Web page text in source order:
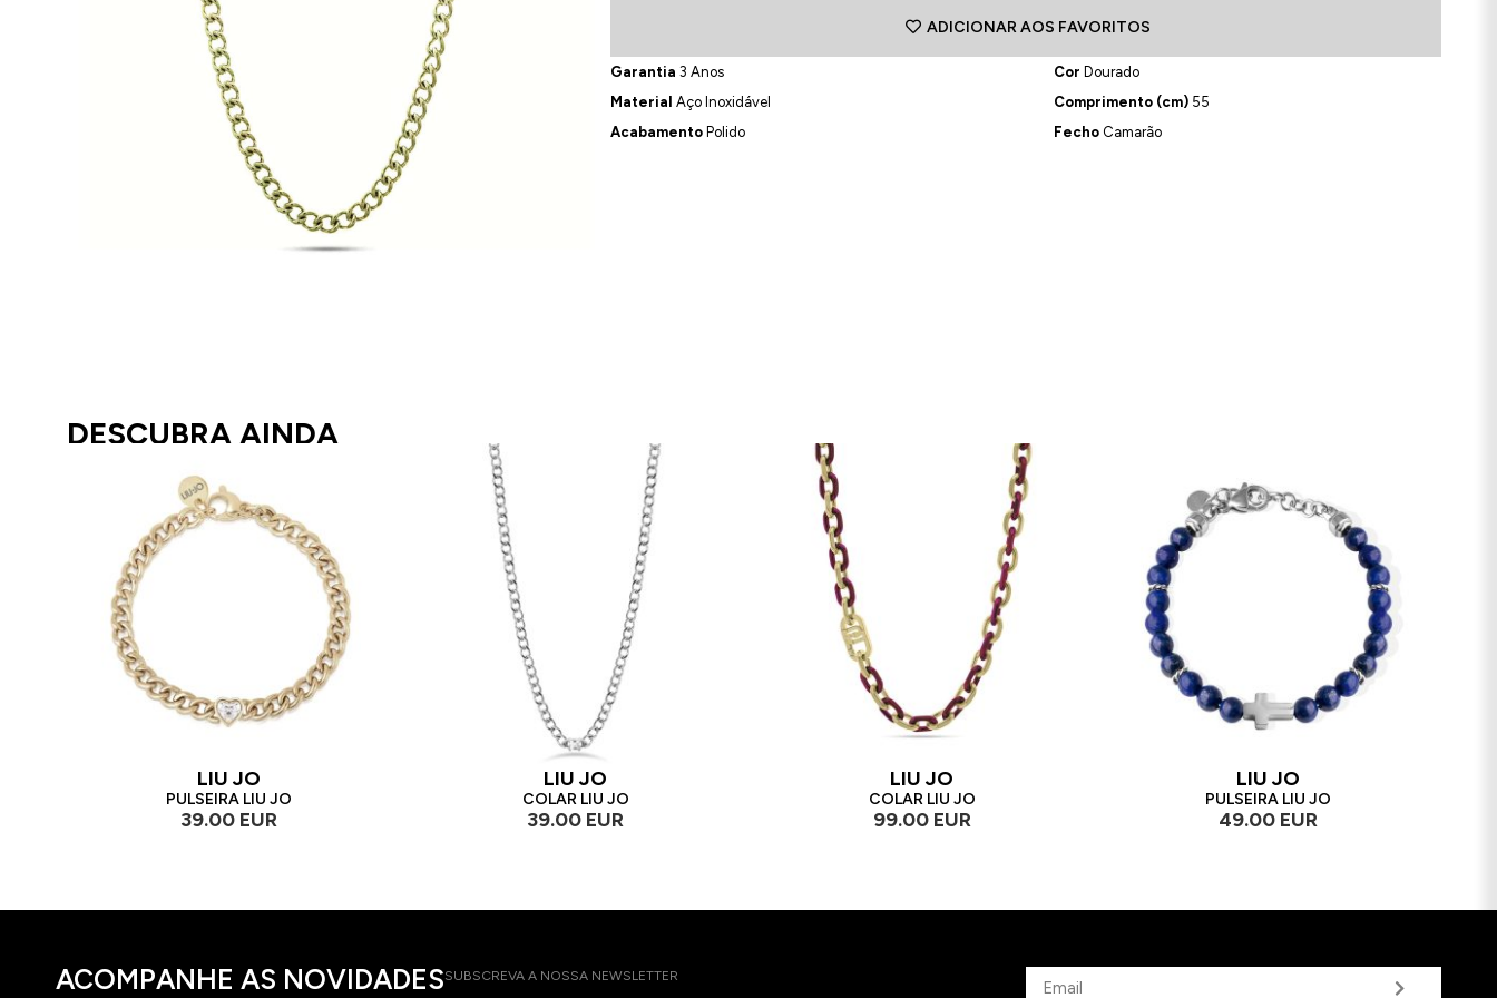
ADICIONAR AOS FAVORITOS
Garantia 3 Anos
Material Aço Inoxidável
AcabamentoPolido
Cor Dourado
Comprimento (cm)55
FechoCamarão
DESCUBRA AINDA
LIU JO
PULSEIRA LIU JO
39.00 EUR
LIU JO
COLAR LIU JO
39.00 EUR
LIU JO
COLAR LIU JO
99.00 EUR
LIU JO
PULSEIRA LIU JO
49.00 EUR
ACOMPANHE AS NOVIDADESSUBSCREVA A NOSSA NEWSLETTER